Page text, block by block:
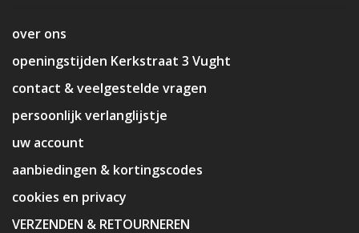
over ons
openingstijden Kerkstraat 3 Vught
contact & veelgestelde vragen
persoonlijk verlanglijstje
uw account
aanbiedingen & kortingscodes
cookies en privacy
VERZENDEN & RETOURNEREN